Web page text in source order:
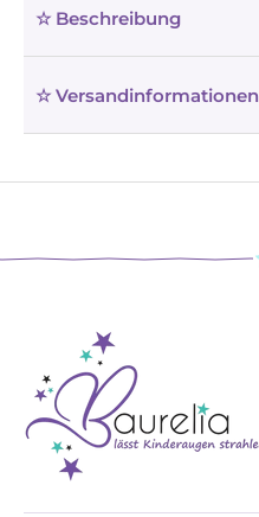
☆ Beschreibung
☆ Versandinformationen